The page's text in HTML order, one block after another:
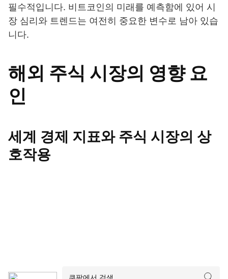
필수적입니다. 비트코인의 미래를 예측함에 있어 시
장 심리와 트렌드는 여전히 중요한 변수로 남아 있습
니다.
해외 주식 시장의 영향 요
인
세계 경제 지표와 주식 시장의 상
호작용